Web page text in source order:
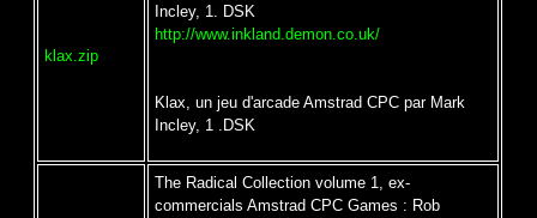
klax.zip
Incley, 1. DSK
http://www.inkland.demon.co.uk/
Klax, un jeu d'arcade Amstrad CPC par Mark
Incley, 1 .DSK
The Radical Collection volume 1, ex-
commercials Amstrad CPC Games : Rob